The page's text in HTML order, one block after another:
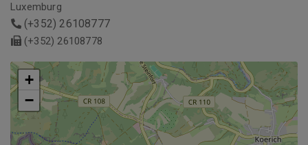
Luxemburg
(+352) 26108777
(+352) 26108778
+
−
+
−